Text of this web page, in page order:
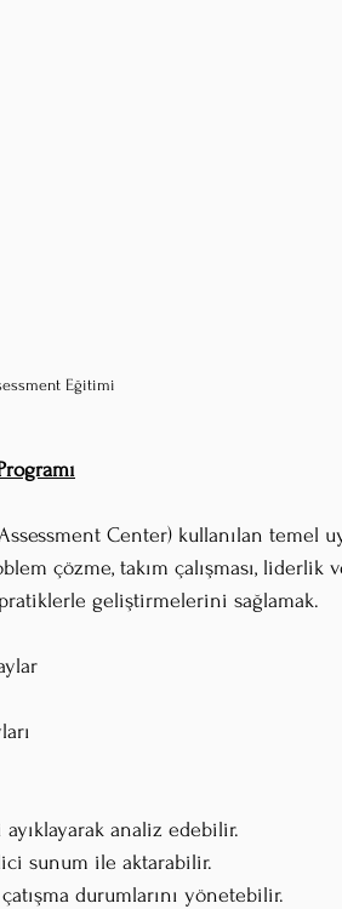
Eğitimi
Center) kullanılan temel
çözme, takım çalışması, liderlik
geliştirmelerini sağlamak.
analiz edebilir.
sunum ile aktarabilir.
durumlarını yönetebilir.